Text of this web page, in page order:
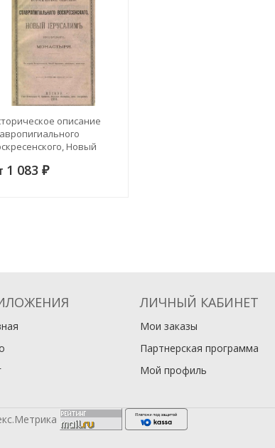
описание
Новый
Издание 2
1 083 ₽
ЛИЧНЫЙ КАБИНЕТ
Мои заказы
Партнерская программа
Мой профиль